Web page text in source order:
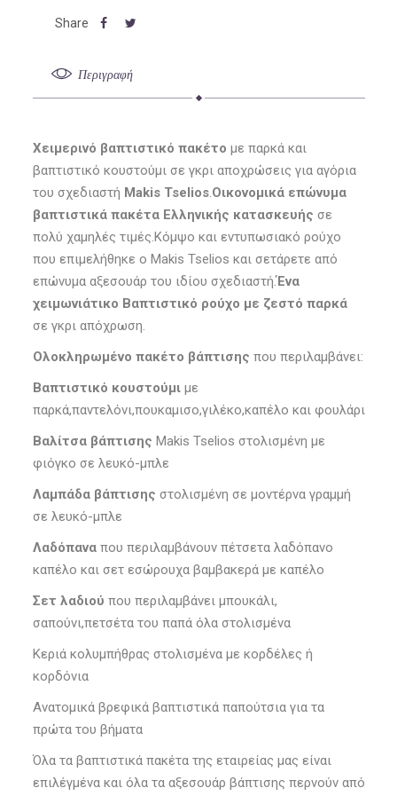
Περιγραφή
Χειμερινό βαπτιστικό πακέτο με παρκά και
βαπτιστικό κουστούμι σε γκρι αποχρώσεις για αγόρια
του σχεδιαστή Makis Tselios.Οικονομικά επώνυμα
βαπτιστικά πακέτα Ελληνικής κατασκευής σε
πολύ χαμηλές τιμές.Κόμψο και εντυπωσιακό ρούχο
που επιμελήθηκε ο Makis Tselios και σετάρετε από
επώνυμα αξεσουάρ του ιδίου σχεδιαστή.Ένα
χειμωνιάτικο Βαπτιστικό ρούχο με ζεστό παρκά
σε γκρι απόχρωση.
Ολοκληρωμένο πακέτο βάπτισης που περιλαμβάνει:
Βαπτιστικό κουστούμιμε
παρκά,παντελόνι,πουκαμισο,γιλέκο,καπέλο και φουλάρι
Βαλίτσα βάπτισης Makis Tselios στολισμένη με
φιόγκο σε λευκό-μπλε
Λαμπάδα βάπτισης στολισμένη σε μοντέρνα γραμμή
σε λευκό-μπλε
Λαδόπαναπου περιλαμβάνουν πέτσετα λαδόπανο
καπέλο και σετ εσώρουχα βαμβακερά με καπέλο
Σετ λαδιού που περιλαμβάνει μπουκάλι,
σαπούνι,πετσέτα του παπά όλα στολισμένα
Κεριά κολυμπήθρας στολισμένα με κορδέλες ή
κορδόνια
Ανατομικά βρεφικά βαπτιστικά παπούτσια για τα
πρώτα του βήματα
Όλα τα βαπτιστικά πακέτα της εταιρείας μας είναι
επιλέγμένα και όλα τα αξεσουάρ βάπτισης περνούν από